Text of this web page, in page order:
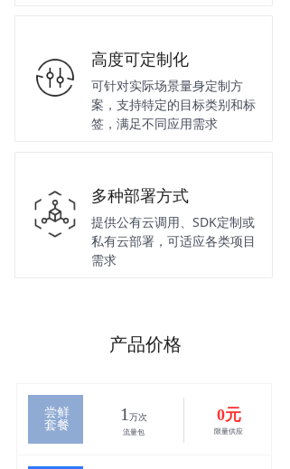
高度可定制化
可针对实际场景量身定制方
案，支持特定的目标类别和标
签，满足不同应用需求
多种部署方式
提供公有云调用、SDK定制或
私有云部署，可适应各类项目
需求
产品价格
尝鲜
套餐
0元
限量供应
1 万次
流量包